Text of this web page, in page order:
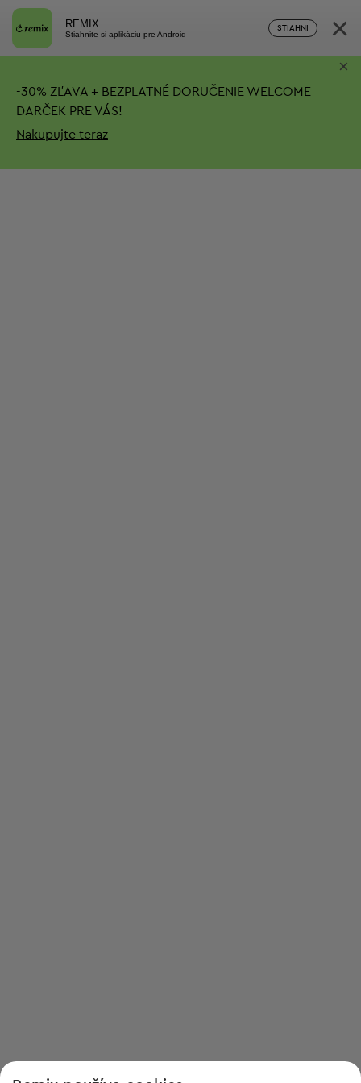
REMIX
Stiahnite si aplikáciu pre Android
STIAHNI ×
-30% ZĽAVA + BEZPLATNÉ DORUČENIE WELCOME
DARČEK PRE VÁS!
Nakupujte teraz
×